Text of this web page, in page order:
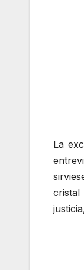
La
cristal